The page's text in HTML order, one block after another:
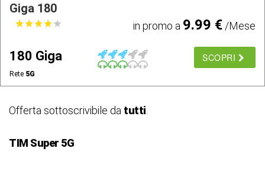
Giga 180
★★★★★
★★★★★ in promo a 9.99 €/Mese
180 Giga
Rete 5G
SCOPRI
Offerta sottoscrivibile da tutti
TIM Super 5G